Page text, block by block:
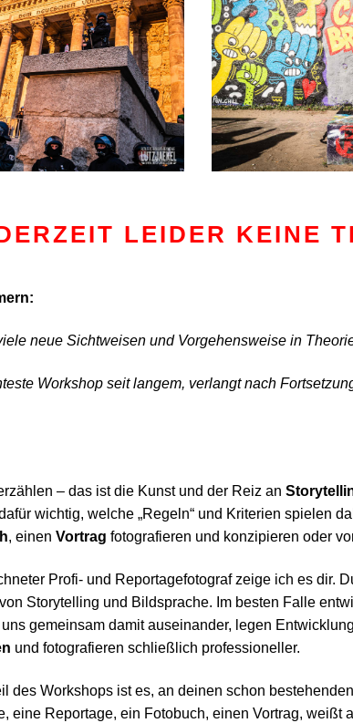
LEIDER KEINE
neue Sichtweisen und Vorgehensweise in
Workshop seit langem, verlangt nach
– das ist die Kunst und der Reiz an
wichtig, welche „Regeln“ und Kriterien spielen
, einen Vortrag fotografieren und konzipieren oder
Profi- und Reportagefotograf zeige ich es dir.
Storytelling und Bildsprache. Im besten Falle
gemeinsam damit auseinander, legen
und fotografieren schließlich professioneller.
des Workshops ist es, an deinen schon
eine Reportage, ein Fotobuch, einen Vortrag,